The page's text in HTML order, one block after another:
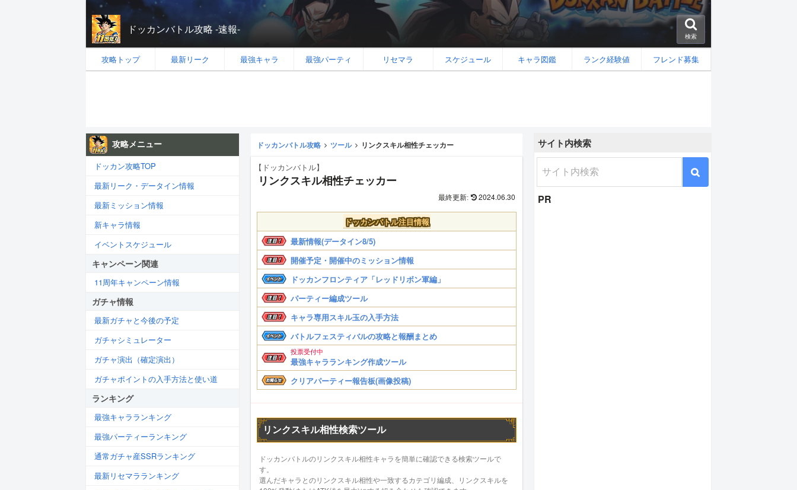
ドッカンバトル攻略 -速報-
検索
攻略トップ 最新リーク 最強キャラ 最強パーティ リセマラ スケジュール キャラ図鑑 ランク経験値 フレンド募集
ドッカンバトル攻略 ツール リンクスキル相性チェッカー
【ドッカンバトル】
リンクスキル相性チェッカー
2024.06.30
ドッカンバトル注目情報
最新情報(データイン8/5)
開催予定・開催中のミッション情報
ドッカンフロンティア「レッドリボン軍編」
パーティー編成ツール
キャラ専用スキル玉の入手方法
バトルフェスティバルの攻略と報酬まとめ
投票受付中
最強キャラランキング作成ツール
クリアパーティー報告板(画像投稿)
リンクスキル相性検索ツール
ドッカンバトルのリンクスキル相性キャラを簡単に確認できる検索ツールで
す。
選んだキャラとのリンクスキル相性や一致するカテゴリ編成、リンクスキルを
攻略メニュー
ドッカン攻略TOP
最新リーク・データイン情報
最新ミッション情報
新キャラ情報
イベントスケジュール
キャンペーン関連
11周年キャンペーン情報
ガチャ情報
最新ガチャと今後の予定
ガチャシミュレーター
ガチャ演出（確定演出）
ガチャポイントの入手方法と使い道
ランキング
最強キャラランキング
最強パーティーランキング
通常ガチャ産SSRランキング
最新リセマラランキング
サイト内検索
PR